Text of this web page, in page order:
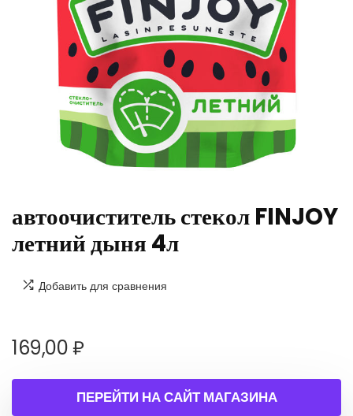
автоочиститель стекол FINJOY
летний дыня 4л
Добавить для сравнения
169,00₽
ПЕРЕЙТИ НА САЙТ МАГАЗИНА